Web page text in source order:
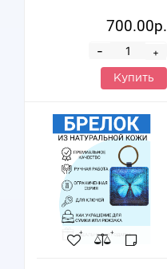
700.00р.
+
-
Купить